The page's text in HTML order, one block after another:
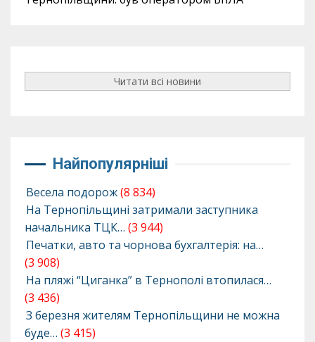
Читати всі новини
Найпопулярніші
Весела подорож(8 834)
На Тернопільщині затримали заступника
начальника ТЦК… (3 944)
Печатки, авто та чорнова бухгалтерія: на…
(3 908)
На пляжі “Циганка” в Тернополі втопилася…
(3 436)
З березня жителям Тернопільщини не можна
буде… (3 415)